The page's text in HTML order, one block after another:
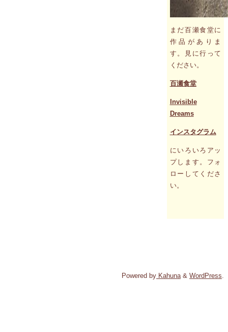
まだ百瀬食堂に
作品がありま
す。見に行って
ください。
百瀬食堂
Invisible
Dreams
インスタグラム
にいろいろアッ
プします。フォ
ローしてくださ
い。
Powered by Kahuna& WordPress.